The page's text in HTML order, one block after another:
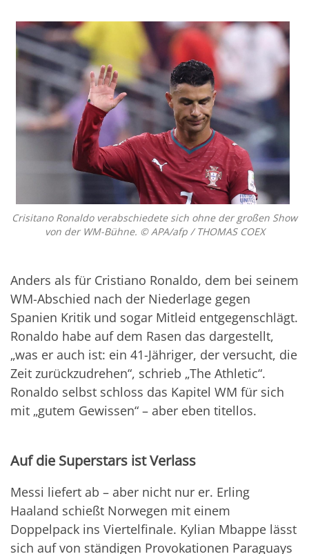
Crisitano Ronaldo verabschiedete sich ohne der großen Show
von der WM-Bühne. © APA/afp / THOMAS COEX
Anders als für Cristiano Ronaldo, dem bei seinem
WM-Abschied nach der Niederlage gegen
Spanien Kritik und sogar Mitleid entgegenschlägt.
Ronaldo habe auf dem Rasen das dargestellt,
„was er auch ist: ein 41-Jähriger, der versucht, die
Zeit zurückzudrehen“, schrieb „The Athletic“.
Ronaldo selbst schloss das Kapitel WM für sich
mit „gutem Gewissen“ – aber eben titellos.
Auf die Superstars ist Verlass
Messi liefert ab – aber nicht nur er. Erling
Haaland schießt Norwegen mit einem
Doppelpack ins Viertelfinale. Kylian Mbappe lässt
sich auf von ständigen Provokationen Paraguays